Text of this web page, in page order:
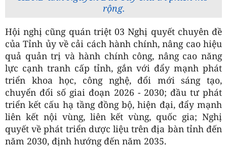
rộng.
Hội nghị cũng quán triệt 03 Nghị quyết chuyên đề
của Tỉnh ủy về cải cách hành chính, nâng cao hiệu
quả quản trị và hành chính công, nâng cao năng
lực cạnh tranh cấp tỉnh, gắn với đẩy mạnh phát
triển khoa học, công nghệ, đổi mới sáng tạo,
chuyển đổi số giai đoạn 2026 - 2030; đầu tư phát
triển kết cấu hạ tầng đồng bộ, hiện đại, đẩy mạnh
liên kết nội vùng, liên kết vùng, quốc gia; Nghị
quyết về phát triển dược liệu trên địa bàn tỉnh đến
năm 2030, định hướng đến năm 2035.